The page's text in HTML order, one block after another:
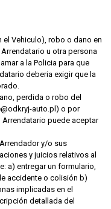
el Vehiculo), robo o dano en
u otra persona
a la Policia para que
deberia exigir que la
perdida o robo del
auto.pl) o por
Arrendatario puede aceptar
y/o sus
y juicios relativos al
a) entregar un formulario,
accidente o colisión b)
implicadas en el
detallada del